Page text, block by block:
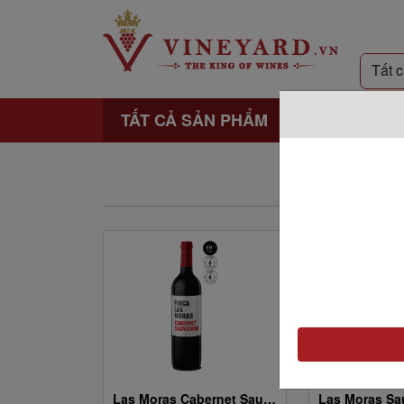
TẤT CẢ SẢN PHẨM
Las Moras Cabernet Sauvignon